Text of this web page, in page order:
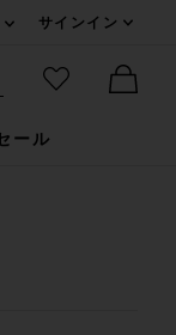
サインイン
サイト検索
お気に入り
ール